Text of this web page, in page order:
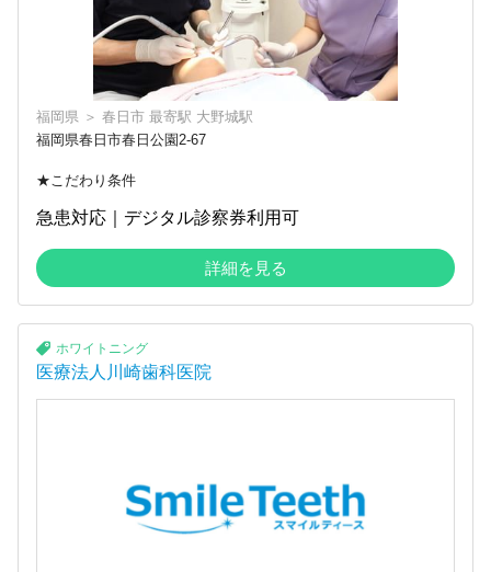
福岡県 ＞ 春日市 最寄駅 大野城駅
福岡県春日市春日公園2-67
★こだわり条件
急患対応｜デジタル診察券利用可
詳細を見る
ホワイトニング
医療法人川崎歯科医院